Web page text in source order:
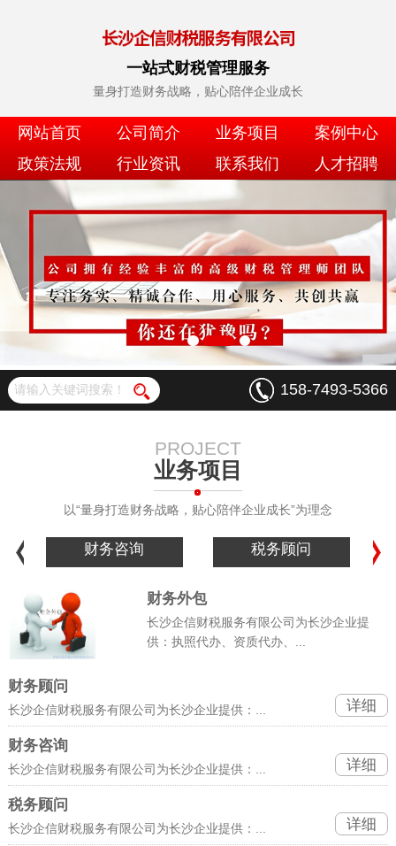
一站式财税管理服务
量身打造财务战略，贴心陪伴企业成长
网站首页 公司简介 业务项目
案例中心
政策法规
行业资讯 联系我们 人才招聘
158-7493-5366
PROJECT
业务项目
以“量身打造财务战略，贴心陪伴企业成长”为理念
询 税务顾问 税务咨询
财务外包
长沙企信财税服务有限公司为长沙企业提
供：执照代办、资质代办、...
财务顾问
长沙企信财税服务有限公司为长沙企业提供：... 详细
财务咨询
长沙企信财税服务有限公司为长沙企业提供：... 详细
税务顾问
长沙企信财税服务有限公司为长沙企业提供：... 详细